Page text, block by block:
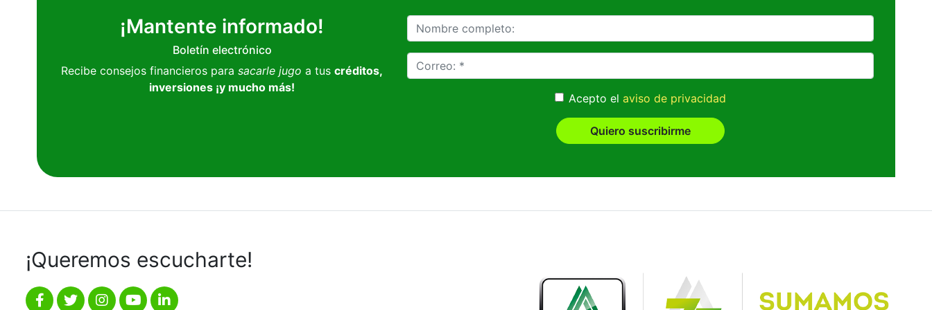
¡Mantente informado!
Boletín electrónico
Recibe consejos financieros parasacarle jugo a tuscréditos,
inversiones ¡y mucho más!
Acepto el aviso de privacidad
¡Queremos escucharte!